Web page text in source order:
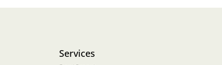
Services